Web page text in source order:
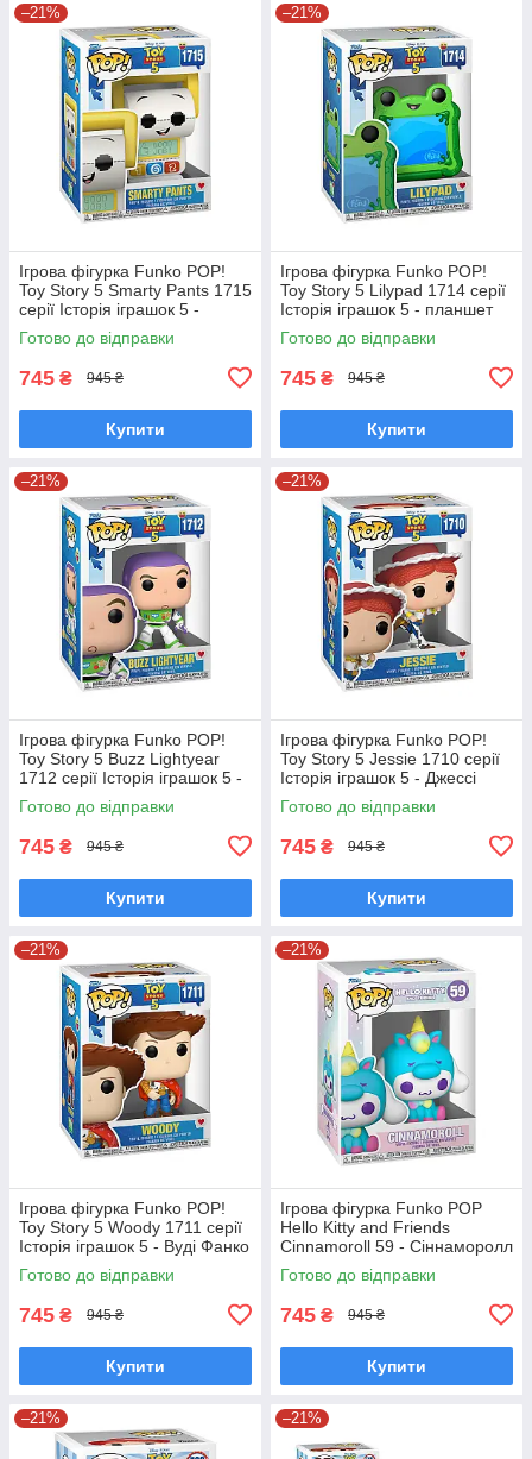
–21%
Ігрова фігурка Funko POP!
Toy Story 5 Smarty Pants 1715
серії Історія іграшок 5 -
Смарті Пентс Фанко Поп
90771
Готово до відправки
745 ₴ 945 ₴
Купити
–21%
Ігрова фігурка Funko POP!
Toy Story 5 Lilypad 1714 серії
Історія іграшок 5 - планшет
Ліліпад Фанко Поп 90770
Готово до відправки
745 ₴ 945 ₴
Купити
–21%
Ігрова фігурка Funko POP!
Toy Story 5 Buzz Lightyear
1712 серії Історія іграшок 5 -
Базз Лайтер Фанко Поп
90768
Готово до відправки
745 ₴ 945 ₴
Купити
–21%
Ігрова фігурка Funko POP!
Toy Story 5 Jessie 1710 серії
Історія іграшок 5 - Джессі
Фанко Поп 90766
Готово до відправки
745 ₴ 945 ₴
Купити
–21%
Ігрова фігурка Funko POP!
Toy Story 5 Woody 1711 серії
Історія іграшок 5 - Вуді Фанко
Поп 90767
Готово до відправки
745 ₴ 945 ₴
Купити
–21%
Ігрова фігурка Funko POP
Hello Kitty and Friends
Cinnamoroll 59 - Сіннаморолл
у костюмі єдинорога Фанко
Поп 65748
Готово до відправки
745 ₴ 945 ₴
Купити
–21% –21%